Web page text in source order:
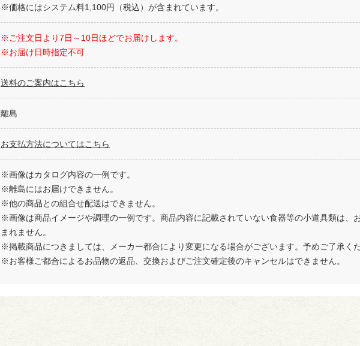
※価格にはシステム料1,100円（税込）が含まれています。
※ご注文日より7日～10日ほどでお届けします。
※お届け日時指定不可
送料のご案内はこちら
離島
お支払方法についてはこちら
※画像はカタログ内容の一例です。
※離島にはお届けできません。
※他の商品との組合せ配送はできません。
※画像は商品イメージや調理の一例です。商品内容に記載されていない食器等の小道具類は、
まれません。
※掲載商品につきましては、メーカー都合により変更になる場合がございます。予めご了承くだ
※お客様ご都合によるお品物の返品、交換およびご注文確定後のキャンセルはできません。